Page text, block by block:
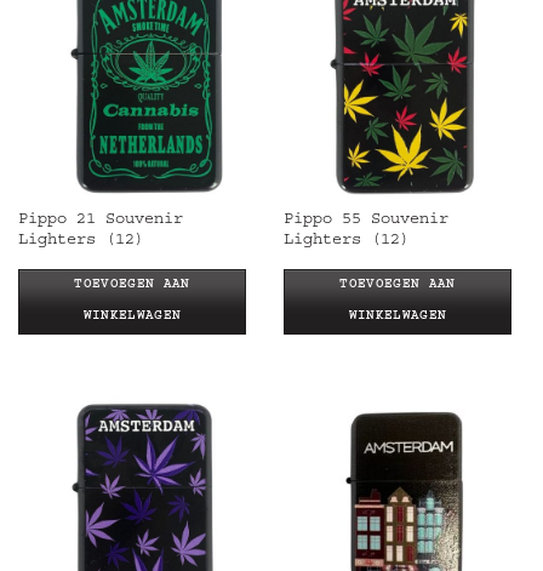
Pippo 21 Souvenir
Lighters (12)
TOEVOEGEN AAN
WINKELWAGEN
Pippo 55 Souvenir
Lighters (12)
TOEVOEGEN AAN
WINKELWAGEN